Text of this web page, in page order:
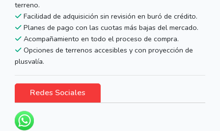
terreno.
Facilidad de adquisición sin revisión en buró de crédito.
Planes de pago con las cuotas más bajas del mercado.
Acompañamiento en todo el proceso de compra.
Opciones de terrenos accesibles y con proyección de
plusvalía.
Redes Sociales